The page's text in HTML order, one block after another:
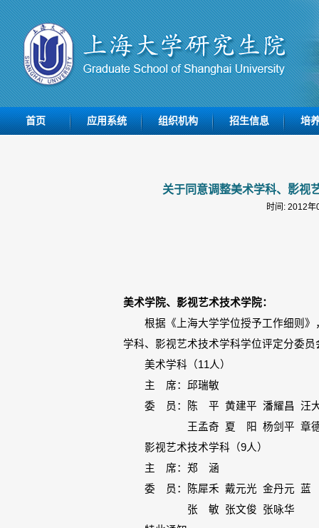
首页 应用系统 组织机构 招生信息 培
关于同意调整美术学科、影视
时间: 2012
美术学院、影视艺术技术学院：
根据《上海大学学位授予工作细则》
学科、影视艺术技术学科学位评定分委
美术学科（11人）
主 席：邱瑞敏
委 员：陈 平 黄建平 潘耀昌 汪大
王孟奇 夏 阳 杨剑平 章德
影视艺术技术学科（9人）
主 席：郑 涵
委 员：陈犀禾 戴元光 金丹元 蓝
张 敏 张文俊 张咏华